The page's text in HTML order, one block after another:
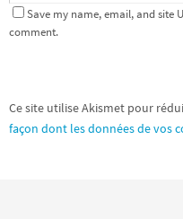
Save my name, email, and site
comment.
Ce site utilise Akismet pour
façon dont les données de vos